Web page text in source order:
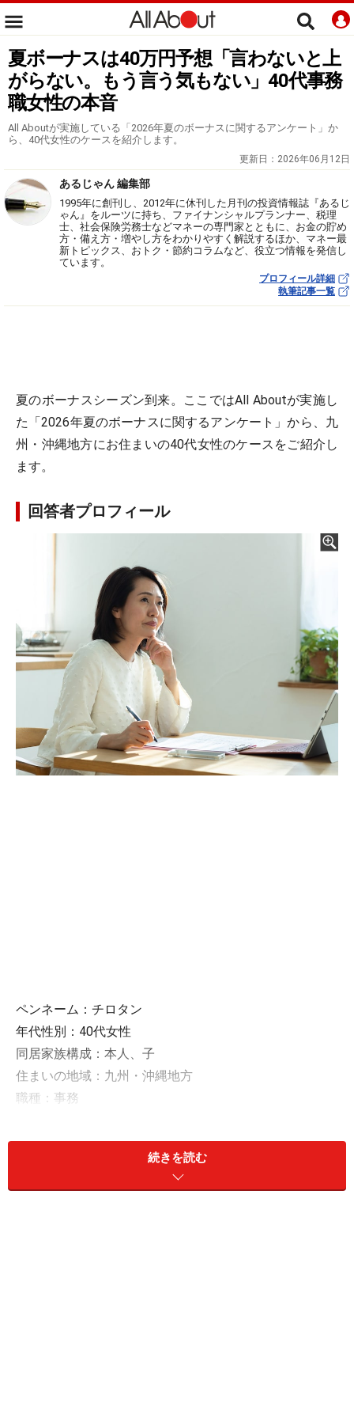
夏ボーナスは40万円予想「言わないと上
がらない。もう言う気もない」40代事務
職女性の本音
All Aboutが実施している「2026年夏のボーナスに関するアンケート」か
ら、40代女性のケースを紹介します。
更新日： 2026年06月12日
あるじゃん 編集部
1995年に創刊し、2012年に休刊した月刊の投資情報誌『あるじ
ゃん』をルーツに持ち、ファイナンシャルプランナー、税理
士、社会保険労務士などマネーの専門家とともに、お金の貯め
方・備え方・増やし方をわかりやすく解説するほか、マネー最
新トピックス、おトク・節約コラムなど、役立つ情報を発信し
ています。
プロフィール詳細
執筆記事一覧
夏のボーナスシーズン到来。ここではAll Aboutが実施し
た「2026年夏のボーナスに関するアンケート」から、九
州・沖縄地方にお住まいの40代女性のケースをご紹介し
ます。
回答者プロフィール
ペンネーム：チロタン
年代性別：40代女性
同居家族構成：本人、子
住まいの地域：九州・沖縄地方
職種：事務
勤務年数：20年以上
続きを読む